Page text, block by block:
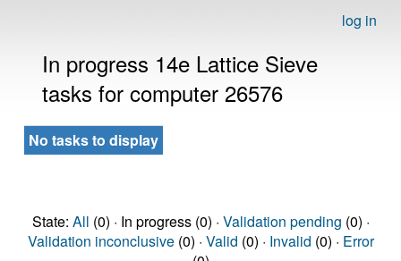
log in
In progress 14e Lattice Sieve
tasks for computer 26576
No tasks to display
State: All (0) · In progress (0) · Validation pending (0) ·
Validation inconclusive(0) · Valid (0) · Invalid (0) · Error